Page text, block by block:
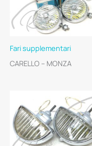
Fari supplementari
CARELLO – MONZA